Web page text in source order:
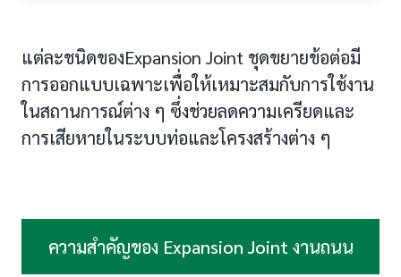
แต่ละชนิดของExpansion Joint ชุดขยายข้อต่อมี
การออกแบบเฉพาะเพื่อให้เหมาะสมกับการใช้งาน
ในสถานการณ์ต่าง ๆ ซึ่งช่วยลดความเครียดและ
การเสียหายในระบบท่อและโครงสร้างต่าง ๆ
ความสำคัญของ Expansion Joint งานถนน